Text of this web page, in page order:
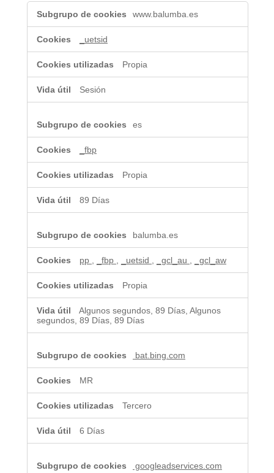
Cookies
publicitarias
y
de
marketing
www.balumba.es
_uetsid
Propia
Sesión
es
_fbp
Propia
89 Días
balumba.es
pp _fbp _uetsid _gcl_au _gcl_aw
Propia
Algunos segundos, 89 Días, Algunos
segundos, 89 Días, 89 Días
bat.bing.com
MR
Tercero
6 Días
googleadservices.com